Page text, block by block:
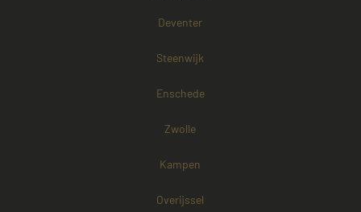
Deventer
Steenwijk
Enschede
Zwolle
Kampen
Overijssel